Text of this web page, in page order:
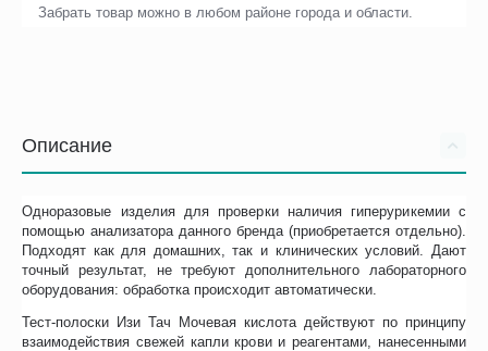
Забрать товар можно в любом районе города и области.
Описание
Одноразовые изделия для проверки наличия гиперурикемии с
помощью анализатора данного бренда (приобретается отдельно).
Подходят как для домашних, так и клинических условий. Дают
точный результат, не требуют дополнительного лабораторного
оборудования: обработка происходит автоматически.
Тест-полоски Изи Тач Мочевая кислота действуют по принципу
взаимодействия свежей капли крови и реагентами, нанесенными